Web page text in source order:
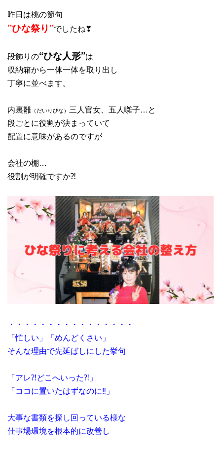
昨日は桃の節句
”ひな祭り”でしたね❣
段飾りの“ひな人形”は
収納箱から一体一体を取り出し
丁寧に並べます。
内裏雛 （だいりびな） 三人官女、五人囃子…と
段ごとに役割が決まっていて
配置に意味があるのですが
会社の棚…
役割が明確ですか⁈
・・・・・・・・・・・・・・・・
「忙しい」「めんどくさい」
そんな理由で先延ばしにした挙句
「アレ⁈どこへいった⁈」
「ココに置いたはずなのに‼」
大事な書類を探し回っている様な
仕事場環境を根本的に改善し